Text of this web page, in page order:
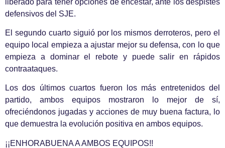
defensivos del SJE.
El segundo cuarto siguió por los mismos derroteros, pero el
equipo local empieza a ajustar mejor su defensa, con lo que
empieza a dominar el rebote y puede salir en rápidos
contraataques.
Los dos últimos cuartos fueron los más entretenidos del
partido, ambos equipos mostraron lo mejor de sí,
ofreciéndonos jugadas y acciones de muy buena factura, lo
que demuestra la evolución positiva en ambos equipos.
¡¡ENHORABUENA A AMBOS EQUIPOS!!